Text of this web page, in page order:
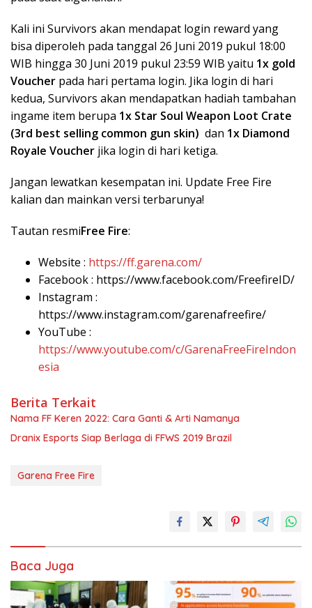
Kali ini Survivors akan mendapat login reward yang
bisa diperoleh pada tanggal 26 Juni 2019 pukul 18:00
WIB hingga 30 Juni 2019 pukul 23:59 WIB yaitu 1x gold
Voucher pada hari pertama login. Jika login di hari
kedua, Survivors akan mendapatkan hadiah tambahan
ingame item berupa 1x Star Soul Weapon Loot Crate
(3rd best selling common gun skin) dan 1x Diamond
Royale Voucher jika login di hari ketiga.
Jangan lewatkan kesempatan ini. Update Free Fire
kalian dan mainkan versi terbarunya!
Tautan resmiFree Fire:
Website : https://ff.garena.com/
Facebook : https://www.facebook.com/FreefireID/
Instagram :
https://www.instagram.com/garenafreefire/
YouTube :
https://www.youtube.com/c/GarenaFreeFireIndon
esia
Berita Terkait
Nama FF Keren 2022: Cara Ganti & Arti Namanya
Dranix Esports Siap Berlaga di FFWS 2019 Brazil
Garena Free Fire
Baca Juga